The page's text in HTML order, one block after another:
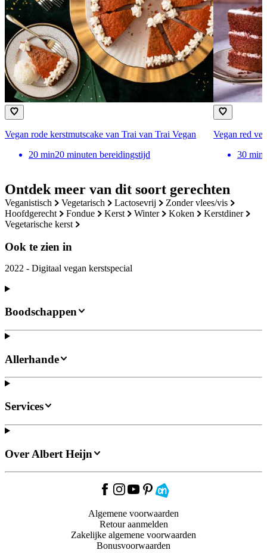
Ontdek meer van dit soort gerechten
veganistisch vegetarisch lactosevrij
zonder vlees/vis
hoofdgerecht
fondue kerst winter koken
kerstdiner
vegetarische kerst
Ook te zien in
2022 - Digitaal vegan kerstspecial
Vegan rode kerstmutscake van Trai van Trai Vegan
20 min20 minuten bereidingstijd
Vegan red
30 min
Boodschappen
Allerhande
Services
Over Albert Heijn
Algemene voorwaarden
Retour aanmelden
Zakelijke algemene voorwaarden
Bonusvoorwaarden